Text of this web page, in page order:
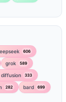
606
grok 589
diffusion 333
282 bard 699